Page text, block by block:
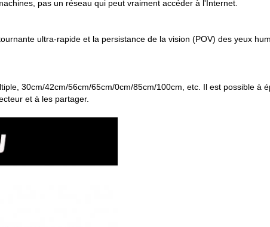
pas un réseau qui peut vraiment accéder à l'Internet.
ultra-rapide et la persistance de la vision (POV) des yeux
30cm/42cm/56cm/65cm/0cm/85cm/100cm, etc. Il est possible à
et à les partager.